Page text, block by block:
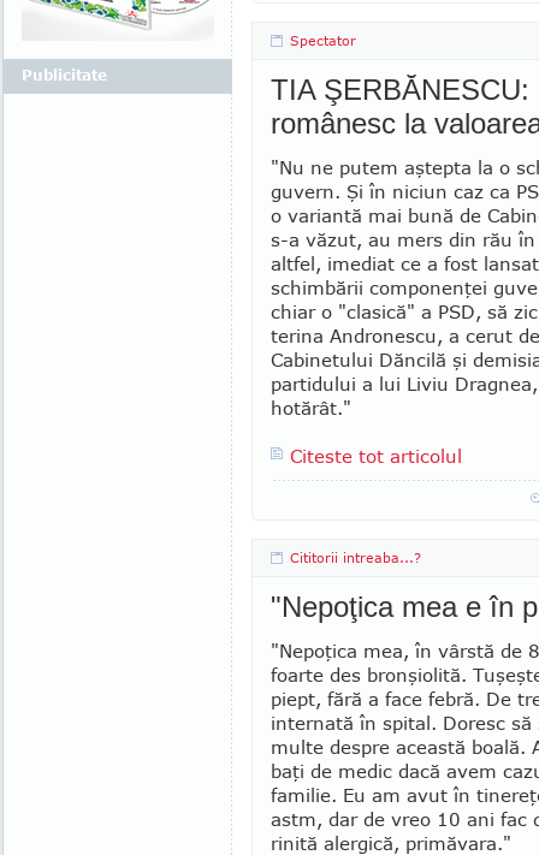
Spectator
TIA
românesc la
"Nu ne putem aştepta la o
gu­vern. Şi în niciun caz ca
o va­riantă mai bună de
s-a văzut, au mers din rău
altfel, imediat ce a fost
schimbării componenţei
chiar o "clasică" a PSD, să
terina Andronescu, a cerut
Cabinetului Dăncilă şi
partidului a lui Liviu
hotărât."
Citeste tot articolul
Cititorii intreaba...?
"Nepoţica mea e în
"Nepoţica mea, în vârstă de
foarte des bron­şio­lită.
piept, fără a face febră. De
inter­nată în spital. Doresc să
multe des­pre această
baţi de medic dacă avem
familie. Eu am avut în
astm, dar de vreo 10 ani fac
rinită aler­gică, pri­mă­vara."
Publicitate